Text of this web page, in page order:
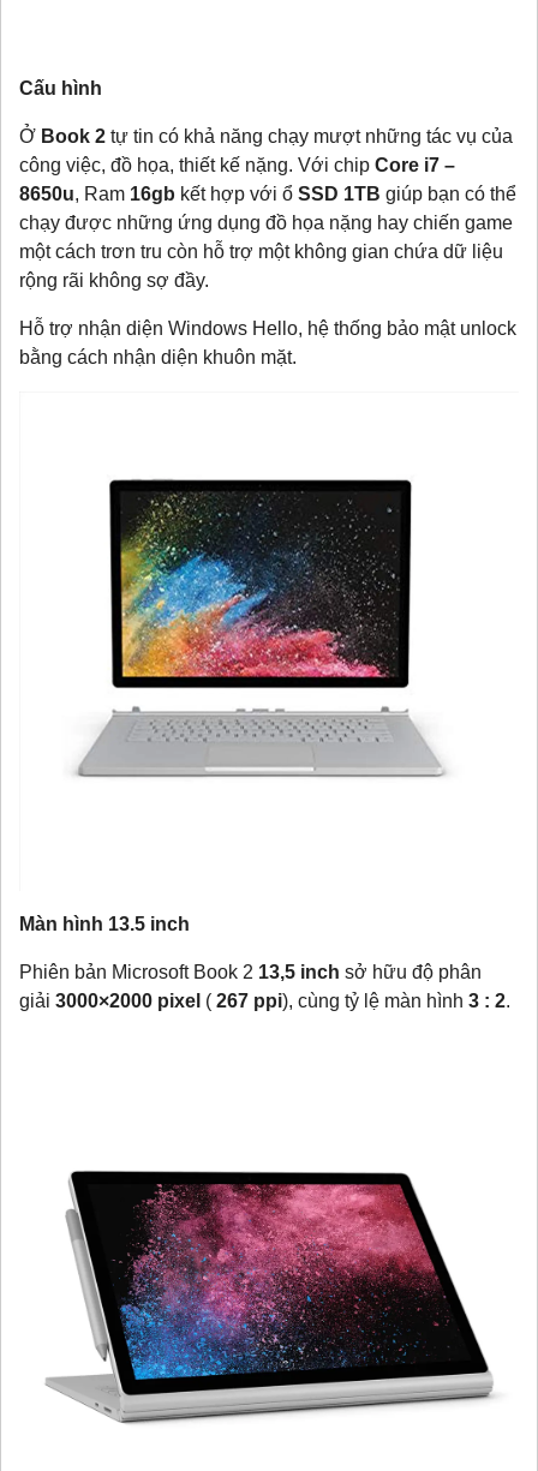
Cấu hình
Ở Book 2 tự tin có khả năng chạy mượt những tác vụ của
công việc, đồ họa, thiết kế nặng. Với chip Core i7 –
8650u, Ram 16gb kết hợp với ổ SSD 1TB giúp bạn có thể
chạy được những ứng dụng đồ họa nặng hay chiến game
một cách trơn tru còn hỗ trợ một không gian chứa dữ liệu
rộng rãi không sợ đầy.
Hỗ trợ nhận diện Windows Hello, hệ thống bảo mật unlock
bằng cách nhận diện khuôn mặt.
Màn hình 13.5 inch
Phiên bản Microsoft Book 2 13,5 inch sở hữu độ phân
giải 3000×2000 pixel ( 267 ppi), cùng tỷ lệ màn hình 3 : 2.